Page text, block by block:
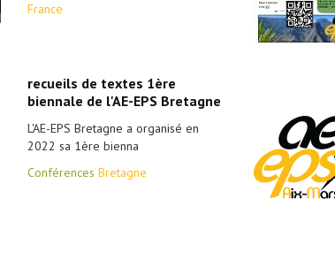
France
recueils de textes 1ère
biennale de l'AE-EPS Bretagne
L'AE-EPS Bretagne a organisé en
2022 sa 1ère bienna
Conférences Bretagne